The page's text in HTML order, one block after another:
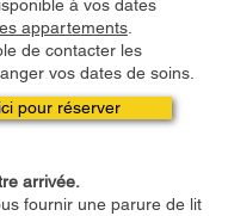
à vos dates
appartements
de contacter les
vos dates de soins.
pour réserver
arrivée.
fournir une parure de lit